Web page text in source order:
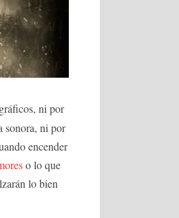
ni por
sonora, ni por
encender
o lo que
lo bien